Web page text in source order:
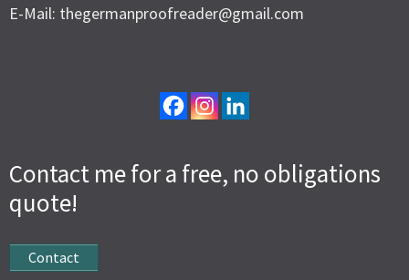
E-Mail: thegermanproofreader@gmail.com
Contact me for a free, no obligations
quote!
Contact